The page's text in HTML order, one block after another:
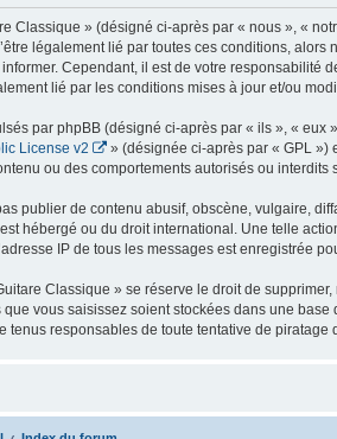
Classique » (désigné ci-après par « nous », «
légalement lié par toutes ces conditions,
Cependant, il est de votre responsabilité
lié par les conditions mises à jour et/ou
par phpBB (désigné ci-après par « ils », «
License v2 » (désignée ci-après par « GPL »)
ou des comportements autorisés ou
publier de contenu abusif, obscène, vulgaire,
hébergé ou du droit international. Une telle
IP de tous les messages est enregistrée
Classique » se réserve le droit de
vous saisissez soient stockées dans une
tenus responsables de toute tentative de